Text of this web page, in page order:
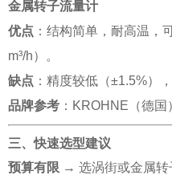
金属转子流量计
优点 ：结构简单，耐高温，
m³/h）。
缺点 ：精度较低（±1.5%）
品牌参考 ：KROHNE（德国
三、快速选型建议
预算有限 → 选涡街或金属转